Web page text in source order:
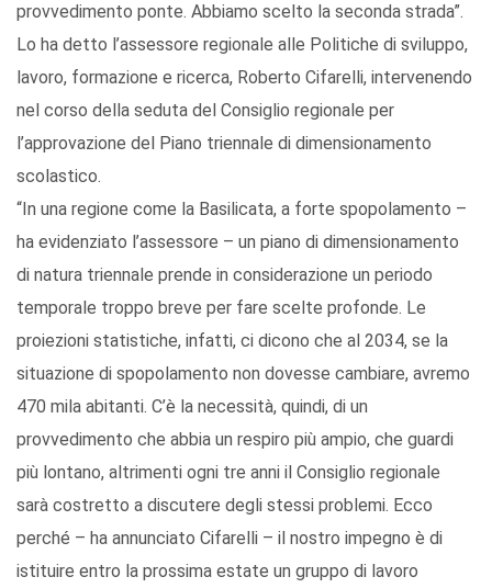
provvedimento ponte. Abbiamo scelto la seconda strada”.
Lo ha detto l’assessore regionale alle Politiche di sviluppo,
lavoro, formazione e ricerca, Roberto Cifarelli, intervenendo
nel corso della seduta del Consiglio regionale per
l’approvazione del Piano triennale di dimensionamento
scolastico.
“In una regione come la Basilicata, a forte spopolamento –
ha evidenziato l’assessore – un piano di dimensionamento
di natura triennale prende in considerazione un periodo
temporale troppo breve per fare scelte profonde. Le
proiezioni statistiche, infatti, ci dicono che al 2034, se la
situazione di spopolamento non dovesse cambiare, avremo
470 mila abitanti. C’è la necessità, quindi, di un
provvedimento che abbia un respiro più ampio, che guardi
più lontano, altrimenti ogni tre anni il Consiglio regionale
sarà costretto a discutere degli stessi problemi. Ecco
perché – ha annunciato Cifarelli – il nostro impegno è di
istituire entro la prossima estate un gruppo di lavoro